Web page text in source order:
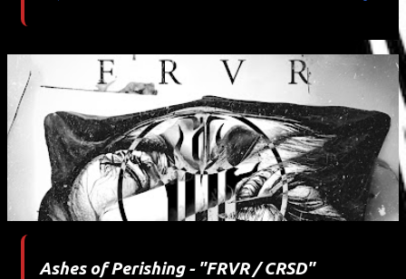
Ashes of Perishing - "FRVR / CRSD"